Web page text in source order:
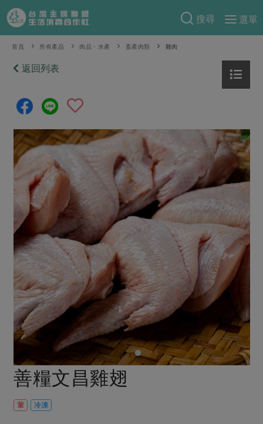
搜尋
選單
產品分類
當季蔬果
芽苗類
辛香料類
奶蛋豆・五穀
蛋 乳製品
豆製品 米麵雜糧
肉品・水產
畜產肉類 水產
水畜加工品
調理食材・點心
調味醬料/南北貨 烘焙
休閒零嘴 沖泡飲品
保健食品
食譜料理
食材
麵食
肉食
海鮮
常備菜
蔬食
蛋料理
料理方式
烘焙．點心
醬料
漬物
特別企畫
預購活動
把最好的台灣味帶回家！
防災用品預購圓滿結束
2026年端午節預購圓滿結束
更多預購活動
當季產品
合作25-經典快閃最後一週
合作25-精選產品第四彈
合作25-精選產品第三彈
更多當季產品
議題活動
主婦聯盟X樂齡網特約優惠案
綠主張
觀點文章
主婦食堂 一籃菜真心話
社內大小事 合作聯合國
產品故事
樂齡生活 親子食育
廚房瑜伽
關注議題
減硝酸鹽 惜食
非基改運動 支持本土農糧
廢核運動 能源議題
減添加物
公益金
關於合作社
認識合作社
關於我們
合作社組織
員工與求才
產品檢驗
自主把關
檢驗報告
硝酸鹽檢驗
社員權益
重要公告
首頁 所有產品 肉品・水產 畜產肉類 雞肉
返回列表
善糧文昌雞翅
葷 冷凍